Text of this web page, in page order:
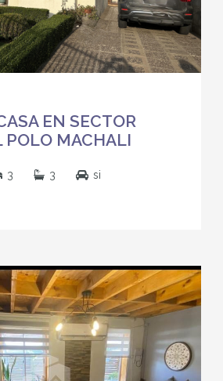
EN SECTOR
POLO MACHALI
3 3 si